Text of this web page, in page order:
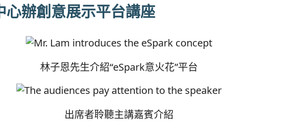
辦創意展示平台講座
林子恩先生介紹“eSpark意火花”平台
出席者聆聽主講嘉賓介紹